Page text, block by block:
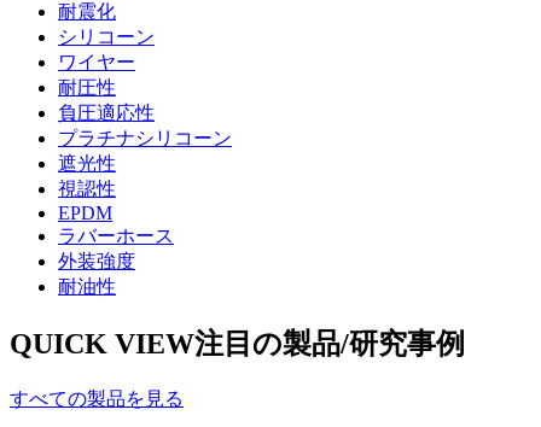
耐震化
シリコーン
ワイヤー
耐圧性
負圧適応性
プラチナシリコーン
遮光性
視認性
EPDM
ラバーホース
外装強度
耐油性
QUICK VIEW注目の製品/研究事例
すべての製品を見る